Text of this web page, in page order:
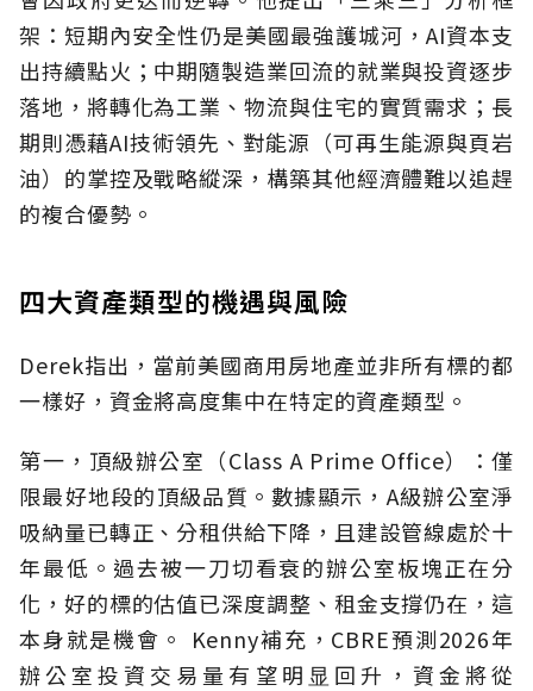
架：短期內安全性仍是美國最強護城河，AI資本支
出持續點火；中期隨製造業回流的就業與投資逐步
落地，將轉化為工業、物流與住宅的實質需求；長
期則憑藉AI技術領先、對能源（可再生能源與頁岩
油）的掌控及戰略縱深，構築其他經濟體難以追趕
的複合優勢。
四大資產類型的機遇與風險
Derek指出，當前美國商用房地產並非所有標的都
一樣好，資金將高度集中在特定的資產類型。
第一，頂級辦公室（Class A Prime Office）：僅
限最好地段的頂級品質。數據顯示，A級辦公室淨
吸納量已轉正、分租供給下降，且建設管線處於十
年最低。過去被一刀切看衰的辦公室板塊正在分
化，好的標的估值已深度調整、租金支撐仍在，這
本身就是機會。 Kenny補充，CBRE預測2026年
辦公室投資交易量有望明显回升，資金將從